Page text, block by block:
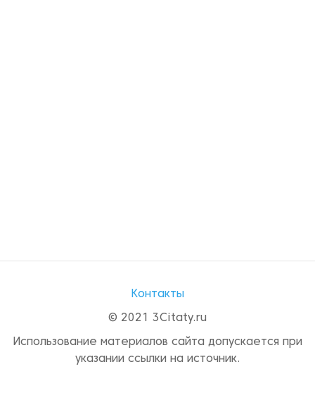
Контакты
© 2021 3Citaty.ru
Использование материалов сайта допускается при
указании ссылки на источник.